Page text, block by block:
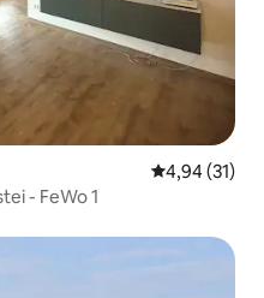
4,94 (31)
- FeWo 1